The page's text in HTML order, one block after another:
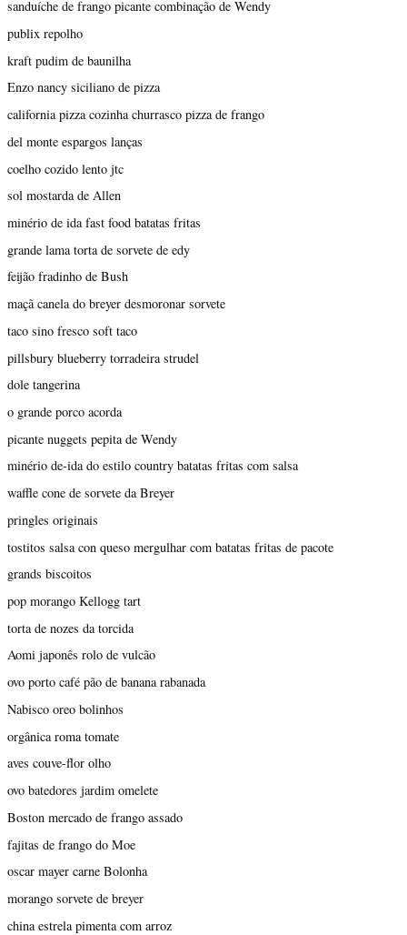
sanduíche de frango picante combinação de Wendy
publix repolho
kraft pudim de baunilha
Enzo nancy siciliano de pizza
california pizza cozinha churrasco pizza de frango
del monte espargos lanças
coelho cozido lento jtc
sol mostarda de Allen
minério de ida fast food batatas fritas
grande lama torta de sorvete de edy
feijão fradinho de Bush
maçã canela do breyer desmoronar sorvete
taco sino fresco soft taco
pillsbury blueberry torradeira strudel
dole tangerina
o grande porco acorda
picante nuggets pepita de Wendy
minério de-ida do estilo country batatas fritas com salsa
waffle cone de sorvete da Breyer
pringles originais
tostitos salsa con queso mergulhar com batatas fritas de pacote
grands biscoitos
pop morango Kellogg tart
torta de nozes da torcida
Aomi japonês rolo de vulcão
ovo porto café pão de banana rabanada
Nabisco oreo bolinhos
orgânica roma tomate
aves couve-flor olho
ovo batedores jardim omelete
Boston mercado de frango assado
fajitas de frango do Moe
oscar mayer carne Bolonha
morango sorvete de breyer
china estrela pimenta com arroz